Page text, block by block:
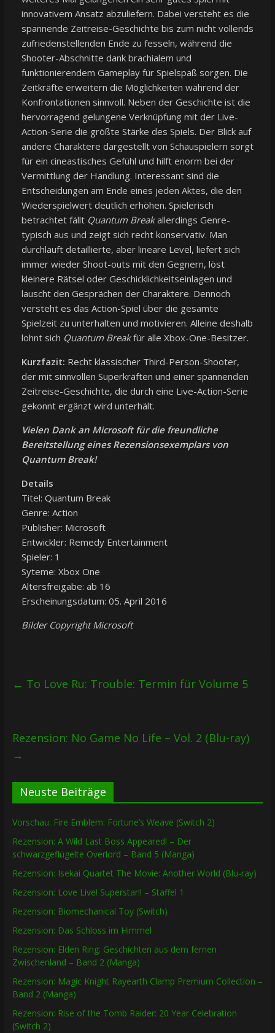
innovativem Ansatz abzuliefern. Dabei versteht es die
spannende Zeitreise-Geschichte bis zum nicht vollends
zufriedenstellenden Ende zu fesseln, während die
Shooter-Abschnitte dank brachialem und
funktionierendem Gameplay für Spielspaß sorgen. Die
Zeitkräfte erweitern die Möglichkeiten während der
Konfrontationen sinnvoll. Neben der Geschichte ist die
hervorragend gelungene Verknüpfung mit der Live-
Action-Serie die größte Stärke des Spiels. Der Blick auf
andere Charaktere dargestellt von Schauspielern sorgt
für ein cineastisches Gefühl und hilft enorm bei der
Vermittlung der Handlung. Interessant sind die
Entscheidungen am Ende eines jeden Aktes, die den
Wiederspielwert deutlich erhöhen. Spielerisch
betrachtet fällt Quantum Breakallerdings Genre-
typisch aus und zeigt sich recht konservativ. Man
durchläuft detaillierte, aber lineare Level, liefert sich
immer wieder Shoot-outs mit den Gegnern, löst
kleinere Rätsel oder Geschicklichkeitseinlagen und
lauscht den Gesprächen der Charaktere. Dennoch
versteht es das Action-Spiel über die gesamte
Spielzeit zu unterhalten und motivieren. Alleine deshalb
lohnt sich Quantum Breakfür alle Xbox-One-Besitzer.
Kurzfazit: Recht klassischer Third-Person-Shooter,
der mit sinnvollen Superkräften und einer spannenden
Zeitreise-Geschichte, die durch eine Live-Action-Serie
gekonnt ergänzt wird unterhält.
Vielen Dank an Microsoft für die freundliche
Bereitstellung eines Rezensionsexemplars von
Quantum Break!
Details
Titel: Quantum Break
Genre: Action
Publisher: Microsoft
Entwickler: Remedy Entertainment
Spieler: 1
Syteme: Xbox One
Altersfreigabe: ab 16
Erscheinungsdatum: 05. April 2016
Bilder Copyright Microsoft
← To Love Ru: Trouble: Termin für Volume 5
Rezension: No Game No Life – Vol. 2 (Blu-ray)
→
Neuste Beiträge
Vorschau: Fire Emblem: Fortune’s Weave (Switch 2)
Rezension: A Wild Last Boss Appeared! – Der
schwarzgeflügelte Overlord – Band 5 (Manga)
Rezension: Isekai Quartet The Movie: Another World (Blu-ray)
Rezension: Love Live! Superstar!! – Staffel 1
Rezension: Biomechanical Toy (Switch)
Rezension: Das Schloss im Himmel
Rezension: Elden Ring: Geschichten aus dem fernen
Zwischenland – Band 2 (Manga)
Rezension: Magic Knight Rayearth Clamp Premium Collection –
Band 2 (Manga)
Rezension: Rise of the Tomb Raider: 20 Year Celebration
(Switch 2)